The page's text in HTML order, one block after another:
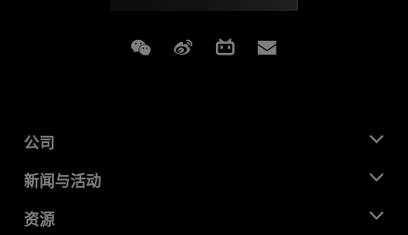
Weixin Weibo Bilibili
公司
关于 AMD
企业责任
新闻与活动
新闻中心
资源